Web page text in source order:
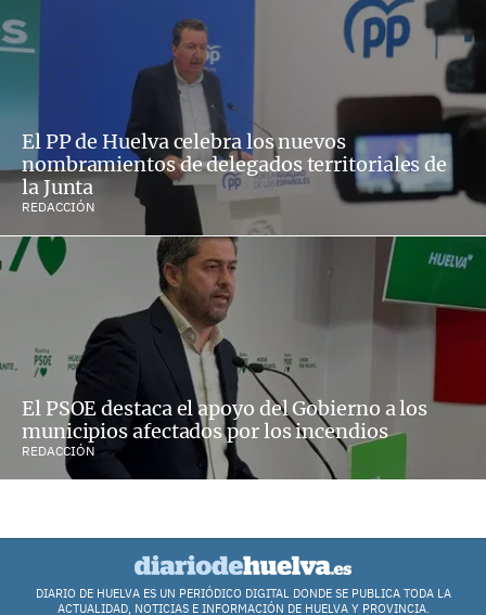
El PP de Huelva celebra los nuevos
nombramientos de delegados territoriales de
la Junta
REDACCIÓN
El PSOE destaca el apoyo del Gobierno a los
municipios afectados por los incendios
REDACCIÓN
DIARIO DE HUELVA ES UN PERIÓDICO DIGITAL DONDE SE PUBLICA TODA LA
ACTUALIDAD, NOTICIAS E INFORMACIÓN DE HUELVA Y PROVINCIA.